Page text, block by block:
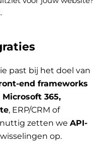
.
past bij het doel van
end frameworks
Microsoft 365,
, ERP/CRM of
nuttig zetten we API-
op.